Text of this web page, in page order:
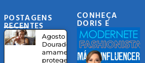
POSTAGENS
RECENTES
Agosto
Dourado:
amamentação
protege,
CONHEÇA
DORIS E
EQUIPE